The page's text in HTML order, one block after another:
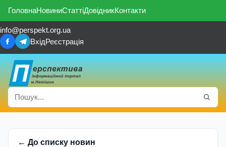
ГоловнаНовиниСтаттіДовідникКонтакти
info@perspekt.org.ua
ВхідРеєстрація
← До списку новин